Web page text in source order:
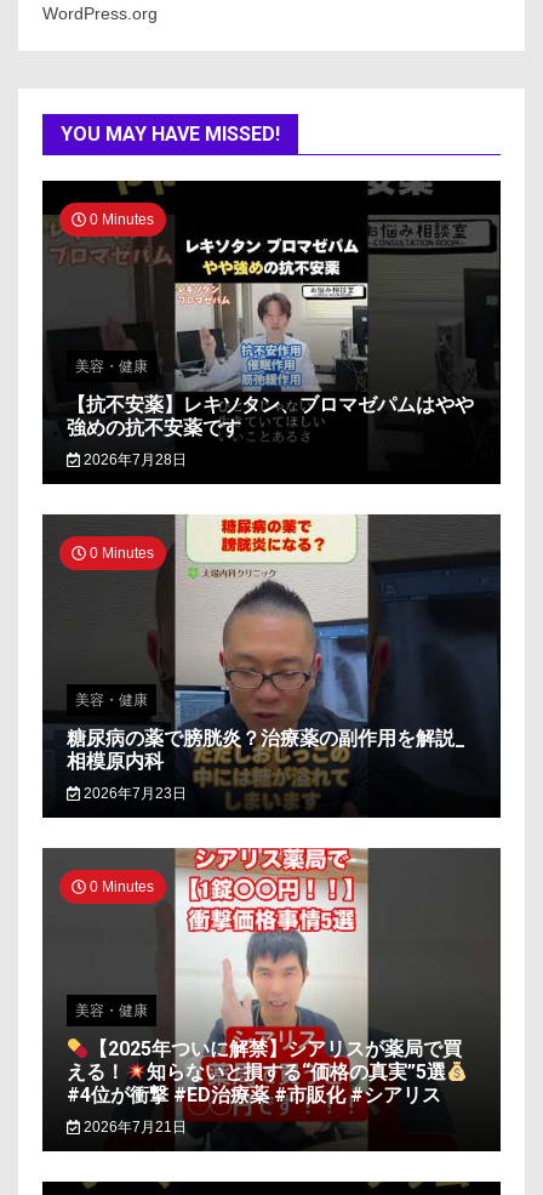
WordPress.org
YOU MAY HAVE MISSED!
0 Minutes
美容・健康
【抗不安薬】レキソタン、ブロマゼパムはやや
強めの抗不安薬です
2026年7月28日
0 Minutes
美容・健康
糖尿病の薬で膀胱炎？治療薬の副作用を解説_
相模原内科
2026年7月23日
0 Minutes
美容・健康
【2025年ついに解禁】シアリスが薬局で買
える！
知らないと損する“価格の真実”5選
#4位が衝撃 #ED治療薬 #市販化 #シアリス
2026年7月21日